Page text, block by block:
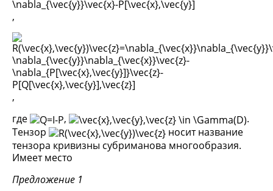
,
,
где
,
.
Тензор
носит название
тензора кривизны субриманова многообразия.
Имеет место
Предложение 1